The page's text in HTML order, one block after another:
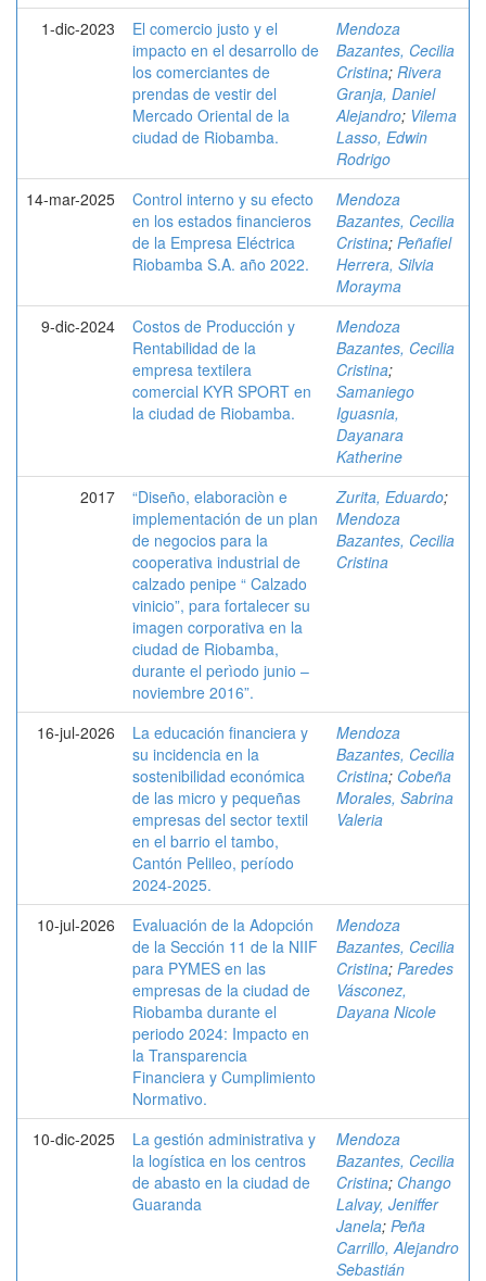
1-dic-2023
El comercio justo y el
impacto en el desarrollo de
los comerciantes de
prendas de vestir del
Mercado Oriental de la
ciudad de Riobamba.
Mendoza
Bazantes, Cecilia
Cristina; Rivera
Granja, Daniel
Alejandro; Vilema
Lasso, Edwin
Rodrigo
14-mar-2025
Control interno y su efecto
en los estados financieros
de la Empresa Eléctrica
Riobamba S.A. año 2022.
Mendoza
Bazantes, Cecilia
Cristina; Peñafiel
Herrera, Silvia
Morayma
9-dic-2024
Costos de Producción y
Rentabilidad de la
empresa textilera
comercial KYR SPORT en
la ciudad de Riobamba.
Mendoza
Bazantes, Cecilia
Cristina;
Samaniego
Iguasnia,
Dayanara
Katherine
2017
“Diseño, elaboraciòn e
implementación de un plan
de negocios para la
cooperativa industrial de
calzado penipe “ Calzado
vinicio”, para fortalecer su
imagen corporativa en la
ciudad de Riobamba,
durante el perìodo junio –
noviembre 2016”.
Zurita, Eduardo;
Mendoza
Bazantes, Cecilia
Cristina
16-jul-2026
La educación financiera y
su incidencia en la
sostenibilidad económica
de las micro y pequeñas
empresas del sector textil
en el barrio el tambo,
Cantón Pelileo, período
2024-2025.
Mendoza
Bazantes, Cecilia
Cristina; Cobeña
Morales, Sabrina
Valeria
10-jul-2026
Evaluación de la Adopción
de la Sección 11 de la NIIF
para PYMES en las
empresas de la ciudad de
Riobamba durante el
periodo 2024: Impacto en
la Transparencia
Financiera y Cumplimiento
Normativo.
Mendoza
Bazantes, Cecilia
Cristina; Paredes
Vásconez,
Dayana Nicole
10-dic-2025
La gestión administrativa y
la logística en los centros
de abasto en la ciudad de
Guaranda
Mendoza
Bazantes, Cecilia
Cristina; Chango
Lalvay, Jeniffer
Janela; Peña
Carrillo, Alejandro
Sebastián